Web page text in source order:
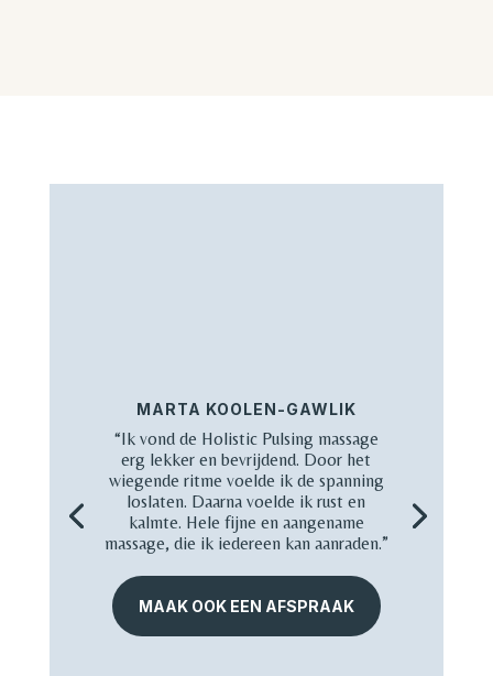
MARTA KOOLEN-GAWLIK
“Ik vond de Holistic Pulsing massage
erg lekker en bevrijdend. Door het
wiegende ritme voelde ik de spanning
loslaten. Daarna voelde ik rust en
kalmte. Hele fijne en aangename
massage, die ik iedereen kan aanraden.”
MAAK OOK EEN AFSPRAAK